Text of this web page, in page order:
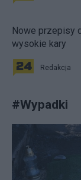
Nowe przepisy
wysokie kary
Redakcja
#Wypadki